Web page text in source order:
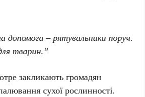
допомога – рятувальники поруч.
тварин.”
закликають громадян
сухої рослинності.